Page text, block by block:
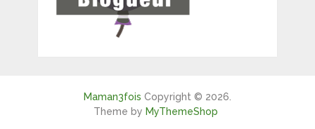
Maman3fois Copyright © 2026.
Theme by MyThemeShop